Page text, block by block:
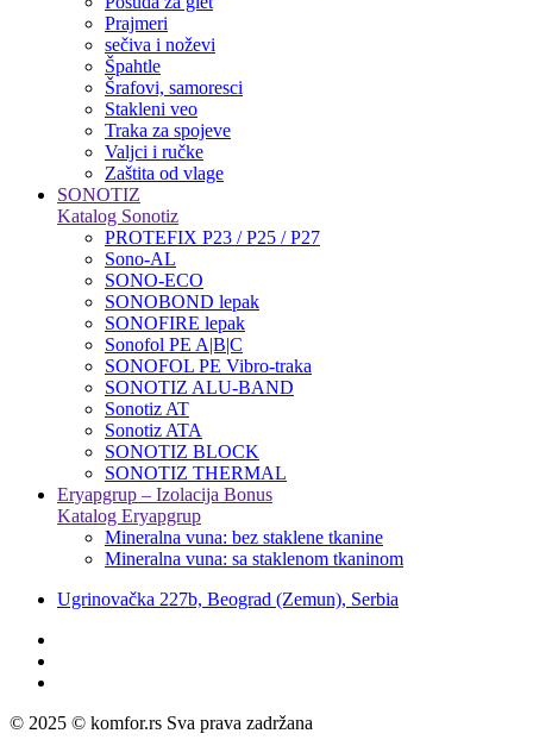
Prajmeri
sečiva i noževi
Špahtle
Šrafovi, samoresci
Stakleni veo
Traka za spojeve
Valjci i ručke
Zaštita od vlage
SONOTIZ
Katalog Sonotiz
PROTEFIX P23 / P25 / P27
Sono-AL
SONO-ECO
SONOBOND lepak
SONOFIRE lepak
Sonofol PE A|B|C
SONOFOL PE Vibro-traka
SONOTIZ ALU-BAND
Sonotiz AT
Sonotiz ATA
SONOTIZ BLOCK
SONOTIZ THERMAL
Eryapgrup – Izolacija Bonus
Katalog Eryapgrup
Mineralna vuna: bez staklene tkanine
Mineralna vuna: sa staklenom tkaninom
Ugrinovačka 227b, Beograd (Zemun), Serbia
© 2025 © komfor.rs Sva prava zadržana